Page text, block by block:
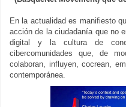
En la actualidad es manifiesto
acción de la ciudadanía que no
digital y la cultura de
cibercomunidades que, de
colaboran, influyen, cocrean,
contemporánea.